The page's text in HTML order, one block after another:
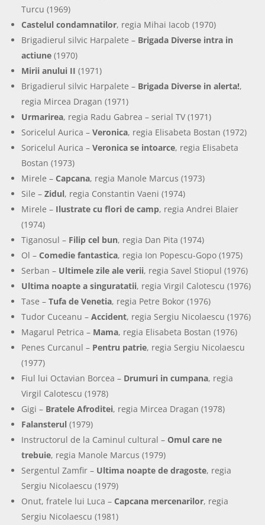
Turcu (1969)
Castelul condamnatilor, regia Mihai Iacob (1970)
Brigadierul silvic Harpalete – Brigada Diverse intra in
actiune (1970)
Mirii anului II (1971)
Brigadierul silvic Harpalete – Brigada Diverse in alerta!,
regia Mircea Dragan (1971)
Urmarirea, regia Radu Gabrea – serial TV (1971)
Soricelul Aurica –Veronica, regia Elisabeta Bostan (1972)
Soricelul Aurica –Veronica se intoarce, regia Elisabeta
Bostan (1973)
Mirele – Capcana, regia Manole Marcus (1973)
Sile –Zidul, regia Constantin Vaeni (1974)
Mirele – Ilustrate cu flori de camp, regia Andrei Blaier
(1974)
Tiganosul – Filip cel bun, regia Dan Pita (1974)
Ol – Comedie fantastica, regia Ion Popescu-Gopo (1975)
Serban – Ultimele zile ale verii, regia Savel Stiopul (1976)
Ultima noapte a singuratatii, regia Virgil Calotescu (1976)
Tase –Tufa de Venetia, regia Petre Bokor (1976)
Tudor Cuceanu –Accident, regia Sergiu Nicolaescu (1976)
Magarul Petrica – Mama, regia Elisabeta Bostan (1976)
Penes Curcanul – Pentru patrie, regia Sergiu Nicolaescu
(1977)
Fiul lui Octavian Borcea – Drumuri in cumpana, regia
Virgil Calotescu (1978)
Gigi – Bratele Afroditei, regia Mircea Dragan (1978)
Falansterul (1979)
Instructorul de la Caminul cultural – Omul care ne
trebuie, regia Manole Marcus (1979)
Sergentul Zamfir – Ultima noapte de dragoste, regia
Sergiu Nicolaescu (1979)
Onut, fratele lui Luca – Capcana mercenarilor, regia
Sergiu Nicolaescu (1981)